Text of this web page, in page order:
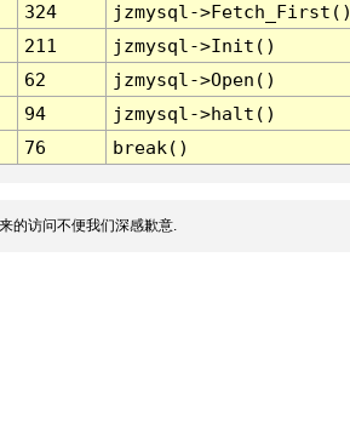
324
jzmysql-
211
jzmysql->Init()
62
jzmysql->Open()
94
jzmysql->halt()
76 break()
的访问不便我们深感歉意.